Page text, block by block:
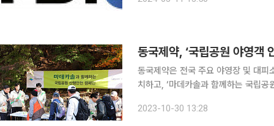
은 티앤알폼 제품을 필두로 하여 첨단
동국제약, ‘국립공원 야영객
동국제약은 전국 주요 야영장 및 대피
치하고, ‘마데카솔과 함께하는 국립
2023-10-30 13:28